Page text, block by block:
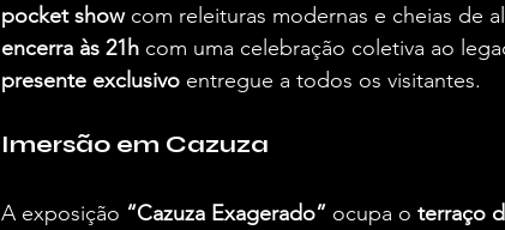
pocket show com releituras modernas e cheias de
encerra às 21h com uma celebração coletiva ao
presente exclusivo entregue a todos os visitantes.
Imersão em Cazuza
A exposição “Cazuza Exagerado” ocupa o terraço